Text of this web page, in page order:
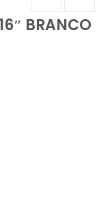
BRANCO